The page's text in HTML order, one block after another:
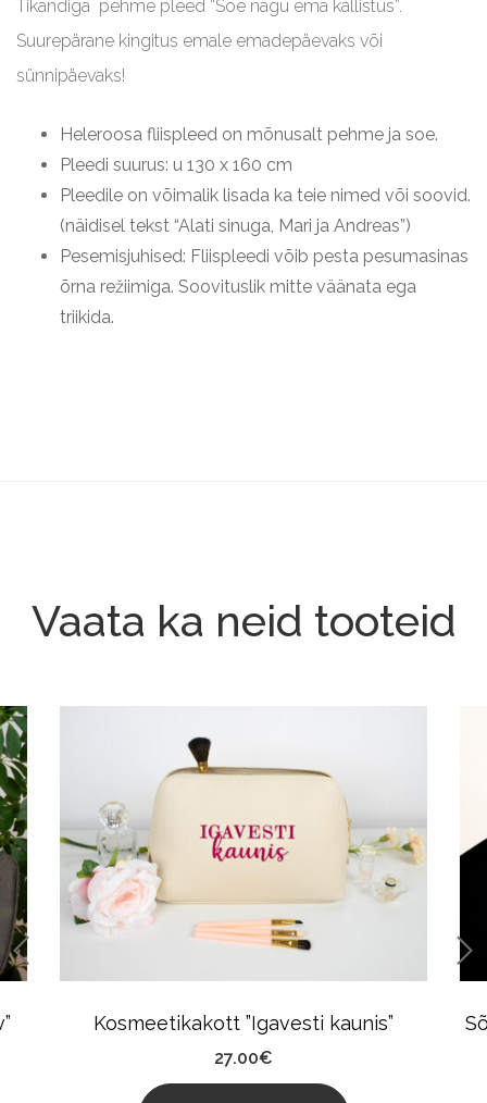
Page
Tikandiga pehme pleed “Soe nagu ema kallistus”.
Suurepärane kingitus emale emadepäevaks või
sünnipäevaks!
Heleroosa fliispleed on mõnusalt pehme ja soe.
Pleedi suurus: u 130 x 160 cm
Pleedile on võimalik lisada ka teie nimed või soovid.
(näidisel tekst “Alati sinuga, Mari ja Andreas”)
Pesemisjuhised: Fliispleedi võib pesta pesumasinas
õrna režiimiga. Soovituslik mitte väänata ega
triikida.
Vaata ka neid tooteid
Kosmeetikakott ”Igavesti kaunis”
27.00€